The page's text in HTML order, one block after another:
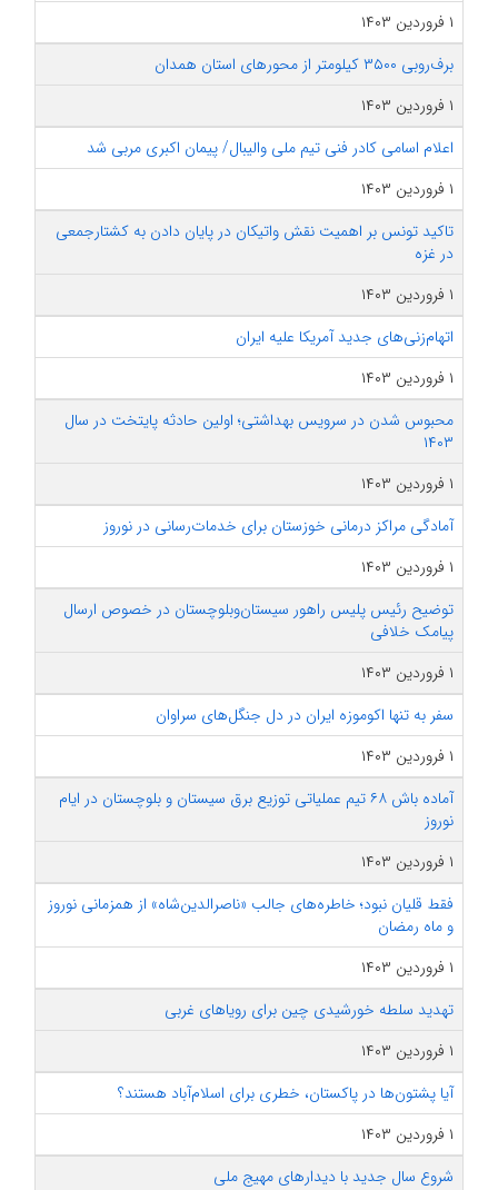
۱ فروردین ۱۴۰۳
برف‌روبی ۳۵۰۰ کیلومتر از محورهای استان همدان
۱ فروردین ۱۴۰۳
اعلام اسامی کادر فنی تیم ملی والیبال/ پیمان اکبری مربی شد
۱ فروردین ۱۴۰۳
تاکید تونس بر اهمیت نقش واتیکان در پایان دادن به کشتارجمعی
در غزه
۱ فروردین ۱۴۰۳
اتهام‌زنی‌های جدید آمریکا علیه ایران
۱ فروردین ۱۴۰۳
محبوس شدن در سرویس بهداشتی؛ اولین حادثه پایتخت در سال
۱۴۰۳
۱ فروردین ۱۴۰۳
آمادگی مراکز درمانی خوزستان برای خدمات‌رسانی در نوروز
۱ فروردین ۱۴۰۳
توضیح رئیس پلیس راهور سیستان‌وبلوچستان در خصوص ارسال
پیامک خلافی
۱ فروردین ۱۴۰۳
سفر به تنها اکوموزه ایران در دل جنگل‌های سراوان
۱ فروردین ۱۴۰۳
آماده باش ۶۸ تیم عملیاتی توزیع برق سیستان و بلوچستان در ایام
نوروز
۱ فروردین ۱۴۰۳
فقط قلیان نبود؛ خاطره‌های جالب «ناصرالدین‌شاه» از همزمانی نوروز
و ماه رمضان
۱ فروردین ۱۴۰۳
تهدید سلطه خورشیدی چین برای رویاهای غربی
۱ فروردین ۱۴۰۳
آیا پشتون‌ها در پاکستان،‌ خطری برای اسلام‌آباد هستند؟
۱ فروردین ۱۴۰۳
شروع سال جدید با دیدارهای مهیج ملی